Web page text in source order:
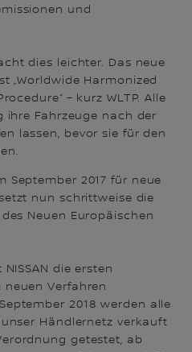
und
dies leichter. Das neue
„Worldwide Harmonized
– kurz WLTP. Alle
ihre Fahrzeuge nach der
lassen, bevor sie für den
September 2017 für neue
nun schrittweise die
Neuen Europäischen
die ersten
neuen Verfahren
2018 werden alle
unser Händlernetz verkauft
getestet, ab